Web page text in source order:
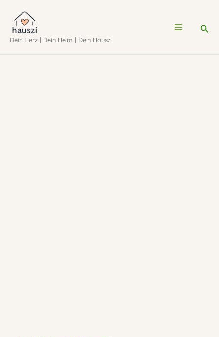
Inhalt
springen
Dein Herz | Dein Heim | Dein Hauszi